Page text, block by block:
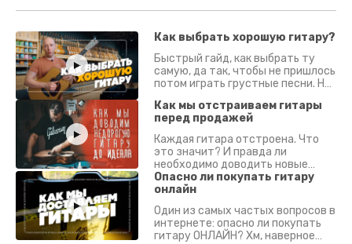
Как выбрать хорошую гитару?
Быстрый гайд, как выбрать ту
самую, да так, чтобы не пришлось
потом играть грустные песни. На
Как мы отстраиваем гитары
перед продажей
Каждая гитара отстроена. Что
это значит? И правда ли
необходимо доводить новые
гитары? Если кратко - да.
Подробно - в видео :)
Опасно ли покупать гитару
онлайн
Один из самых частых вопросов в
интернете: опасно ли покупать
гитару ОНЛАЙН? Хм, наверное